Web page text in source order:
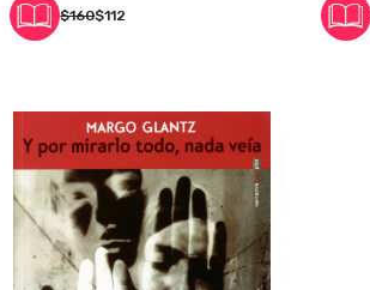
$160$112